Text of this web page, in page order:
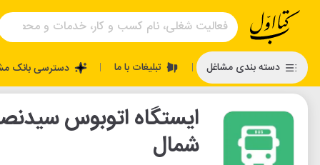
دسته بندی مشاغل | تبلیغات با ما | دسترسی بانک
شمال